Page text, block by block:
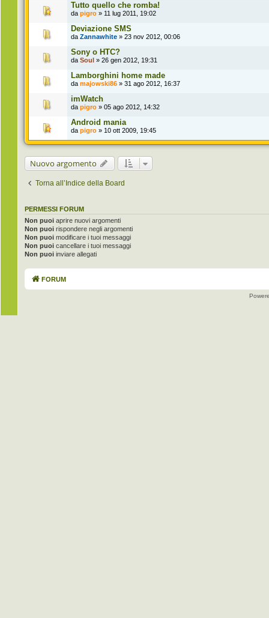
Tutto quello che romba!
da pigro » 11 lug 2011, 19:02
Deviazione SMS
da Zannawhite » 23 nov 2012, 00:06
Sony o HTC?
da Soul » 26 gen 2012, 19:31
Lamborghini home made
da majowski86 » 31 ago 2012, 16:37
imWatch
da pigro » 05 ago 2012, 14:32
Android mania
da pigro » 10 ott 2009, 19:45
Nuovo argomento
Torna all’Indice della Board
PERMESSI FORUM
Non puoi aprire nuovi argomenti
Non puoi rispondere negli argomenti
Non puoi modificare i tuoi messaggi
Non puoi cancellare i tuoi messaggi
Non puoi inviare allegati
FORUM